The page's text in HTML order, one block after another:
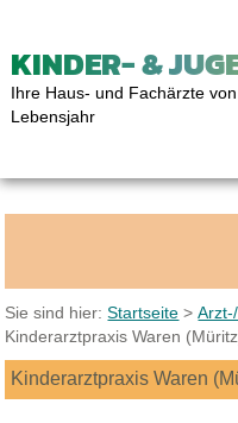
KINDER- &
Ihre Haus- und Fachärzte
Lebensjahr
Sie sind hier:Startseite >
Kinderarztpraxis Waren
Kinderarztpraxis Waren